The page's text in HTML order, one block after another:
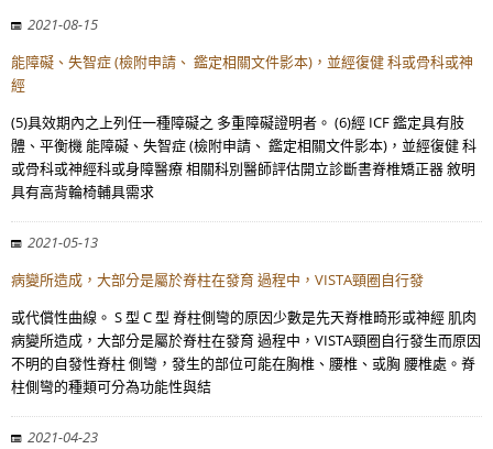
2021-08-15
能障礙、失智症 (檢附申請、 鑑定相關文件影本)，並經復健 科或骨科或神
經
(5)具效期內之上列任一種障礙之 多重障礙證明者。 (6)經 ICF 鑑定具有肢
體、平衡機 能障礙、失智症 (檢附申請、 鑑定相關文件影本)，並經復健 科
或骨科或神經科或身障醫療 相關科別醫師評估開立診斷書脊椎矯正器 敘明
具有高背輪椅輔具需求
2021-05-13
病變所造成，大部分是屬於脊柱在發育 過程中，VISTA頸圈自行發
或代償性曲線。 S 型 C 型 脊柱側彎的原因少數是先天脊椎畸形或神經 肌肉
病變所造成，大部分是屬於脊柱在發育 過程中，VISTA頸圈自行發生而原因
不明的自發性脊柱 側彎，發生的部位可能在胸椎、腰椎、或胸 腰椎處。脊
柱側彎的種類可分為功能性與結
2021-04-23